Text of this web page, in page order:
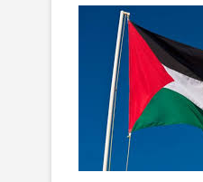
Haniye,
Tahran’da
düzenlenen
saldırıda
öldürüldü